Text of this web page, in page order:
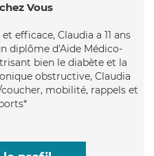
Vous
efficace, Claudia a 11 ans
diplôme d'Aide Médico-
bien le diabète et la
obstructive, Claudia
mobilité, rappels et